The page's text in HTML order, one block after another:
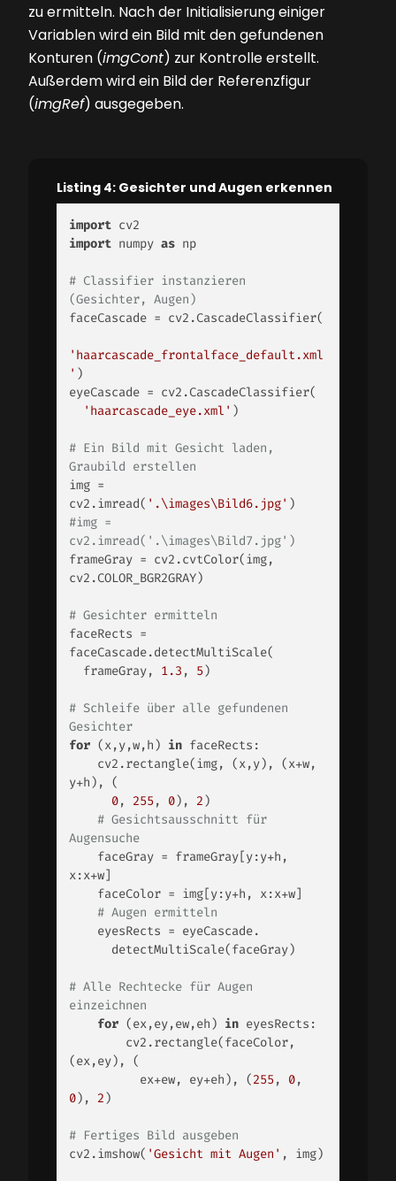
zu ermitteln. Nach der Initialisierung einiger
Variablen wird ein Bild mit den gefundenen
Konturen (imgCont) zur Kontrolle erstellt.
Außerdem wird ein Bild der Referenzfigur
(imgRef) ausgegeben.
Listing 4: Gesichter und Augen erkennen
import
import numpy as np
# Classifier instanzieren
(Gesichter, Augen)
faceCascade = cv2.CascadeClassifier(
'haarcascade_frontalface_default.xml
' )
eyeCascade = cv2.CascadeClassifier(
'haarcascade_eye.xml' )
# Ein Bild mit Gesicht laden,
Graubild erstellen
img =
cv2.imread( '.\images\Bild6.jpg'
#img =
cv2.imread('.\images\Bild7.jpg')
frameGray = cv2.cvtColor(img,
cv2.COLOR_BGR2GRAY)
# Gesichter ermitteln
faceRects =
faceCascade.detectMultiScale(
  frameGray,
1.3 , 5)
# Schleife über alle gefundenen
Gesichter
for (x,y,w,h) in faceRects:
y+h), (
0, 255 , 0), 2)
# Gesichtsausschnitt für
Augensuche
x:x+w]
# Augen ermitteln
# Alle Rechtecke für Augen
einzeichnen
for (ex,ey,ew,eh) in eyesRects:
(ex,ey), (
          ex+ew, ey+eh), (
255 , 0
0), 2)
# Fertiges Bild ausgeben
cv2.imshow( 'Gesicht mit Augen' , img)